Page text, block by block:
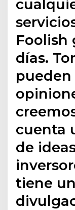
Foolish
días.
cuenta
de
tiene